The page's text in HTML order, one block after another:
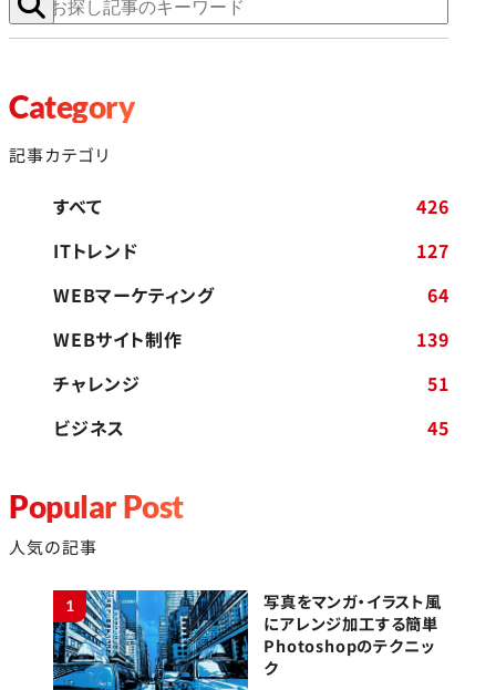
Category
記事カテゴリ
すべて
426
ITトレンド
127
WEBマーケティング
64
WEBサイト制作
139
チャレンジ
51
ビジネス
45
Popular Post
人気の記事
1
写真をマンガ・イラスト風
にアレンジ加工する簡単
Photoshopのテクニッ
ク